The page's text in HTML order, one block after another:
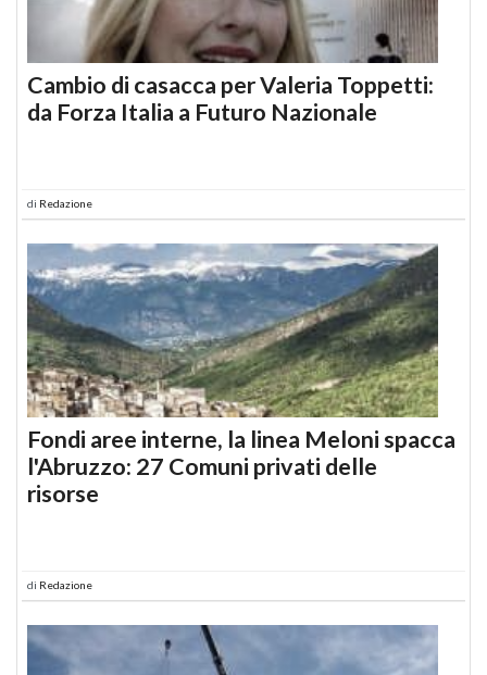
Cambio di casacca per Valeria Toppetti:
da Forza Italia a Futuro Nazionale
di Redazione
Fondi aree interne, la linea Meloni spacca
l'Abruzzo: 27 Comuni privati delle
risorse
di Redazione